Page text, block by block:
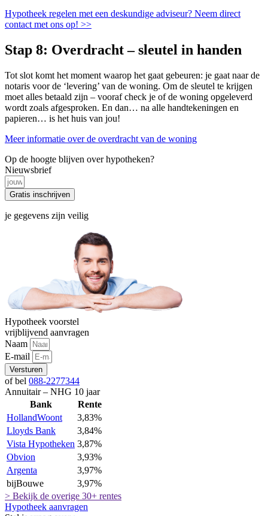
Hypotheek regelen met een deskundige adviseur? Neem direct
contact met ons op! >>
Stap 8: Overdracht – sleutel in handen
Tot slot komt het moment waarop het gaat gebeuren: je gaat naar de
notaris voor de ‘levering’ van de woning. Om de sleutel te krijgen
moet alles betaald zijn – vooraf check je of de woning opgeleverd
wordt zoals afgesproken. En dan… na alle handtekeningen en
papieren… is het huis van jou!
Meer informatie over de overdracht van de woning
Op de hoogte blijven over hypotheken?
Nieuwsbrief
Gratis inschrijven
je gegevens zijn veilig
Hypotheek voorstel
vrijblijvend aanvragen
Naam
E-mail
Versturen
of bel 088-2277344
Annuitair – NHG 10 jaar
Bank
Rente
HollandWoont
3,83%
Lloyds Bank
3,84%
Vista Hypotheken 3,87%
Obvion
3,93%
Argenta
3,97%
bijBouwe
3,97%
> Bekijk de overige 30+ rentes
Hypotheek aanvragen